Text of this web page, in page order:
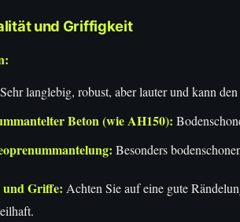
und Griffigkeit
Sehr langlebig, robust, aber lauter und kann
Beton (wie AH150):
Besonders
und Griffe: Achten Sie auf eine gute